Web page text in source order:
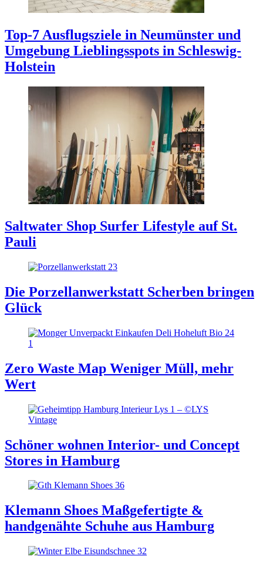
Top-7 Ausflugsziele in Neumünster und
Umgebung Lieblingsspots in Schleswig-
Holstein
Saltwater Shop Surfer Lifestyle auf St.
Pauli
Die Porzellanwerkstatt Scherben bringen
Glück
Zero Waste Map Weniger Müll, mehr
Wert
Schöner wohnen Interior- und Concept
Stores in Hamburg
Klemann Shoes Maßgefertigte &
handgenähte Schuhe aus Hamburg